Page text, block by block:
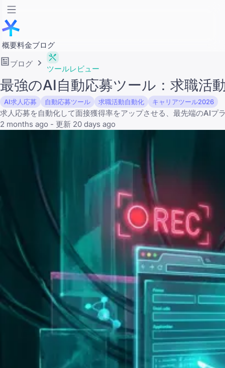
概要料金ブログ
ブログ
ツールレビュー
最強のAI自動応募ツール：求職活
AI求人応募 自動応募ツール 求職活動自動化 キャリアツール2026
求人応募を自動化して面接獲得率をアップさせる、最先端のAI
2 months ago - 更新 20 days ago